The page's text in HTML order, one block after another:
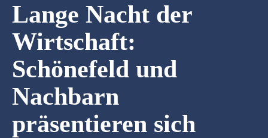
Lange Nacht der
Wirtschaft:
Schönefeld und
Nachbarn
präsentieren sich